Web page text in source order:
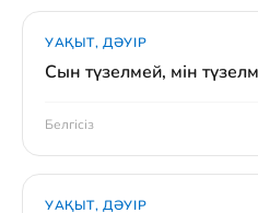
УАҚЫТ, ДӘУІР
Сын түзелмей, мін
Белгісіз
УАҚЫТ, ДӘУІР